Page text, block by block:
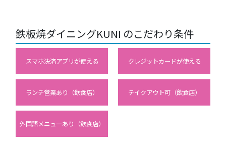
鉄板焼ダイニングKUNI のこだわり条件
スマホ決済アプリが使える クレジットカードが使える
ランチ営業あり（飲食店） テイクアウト可（飲食店）
外国語メニューあり（飲食店）